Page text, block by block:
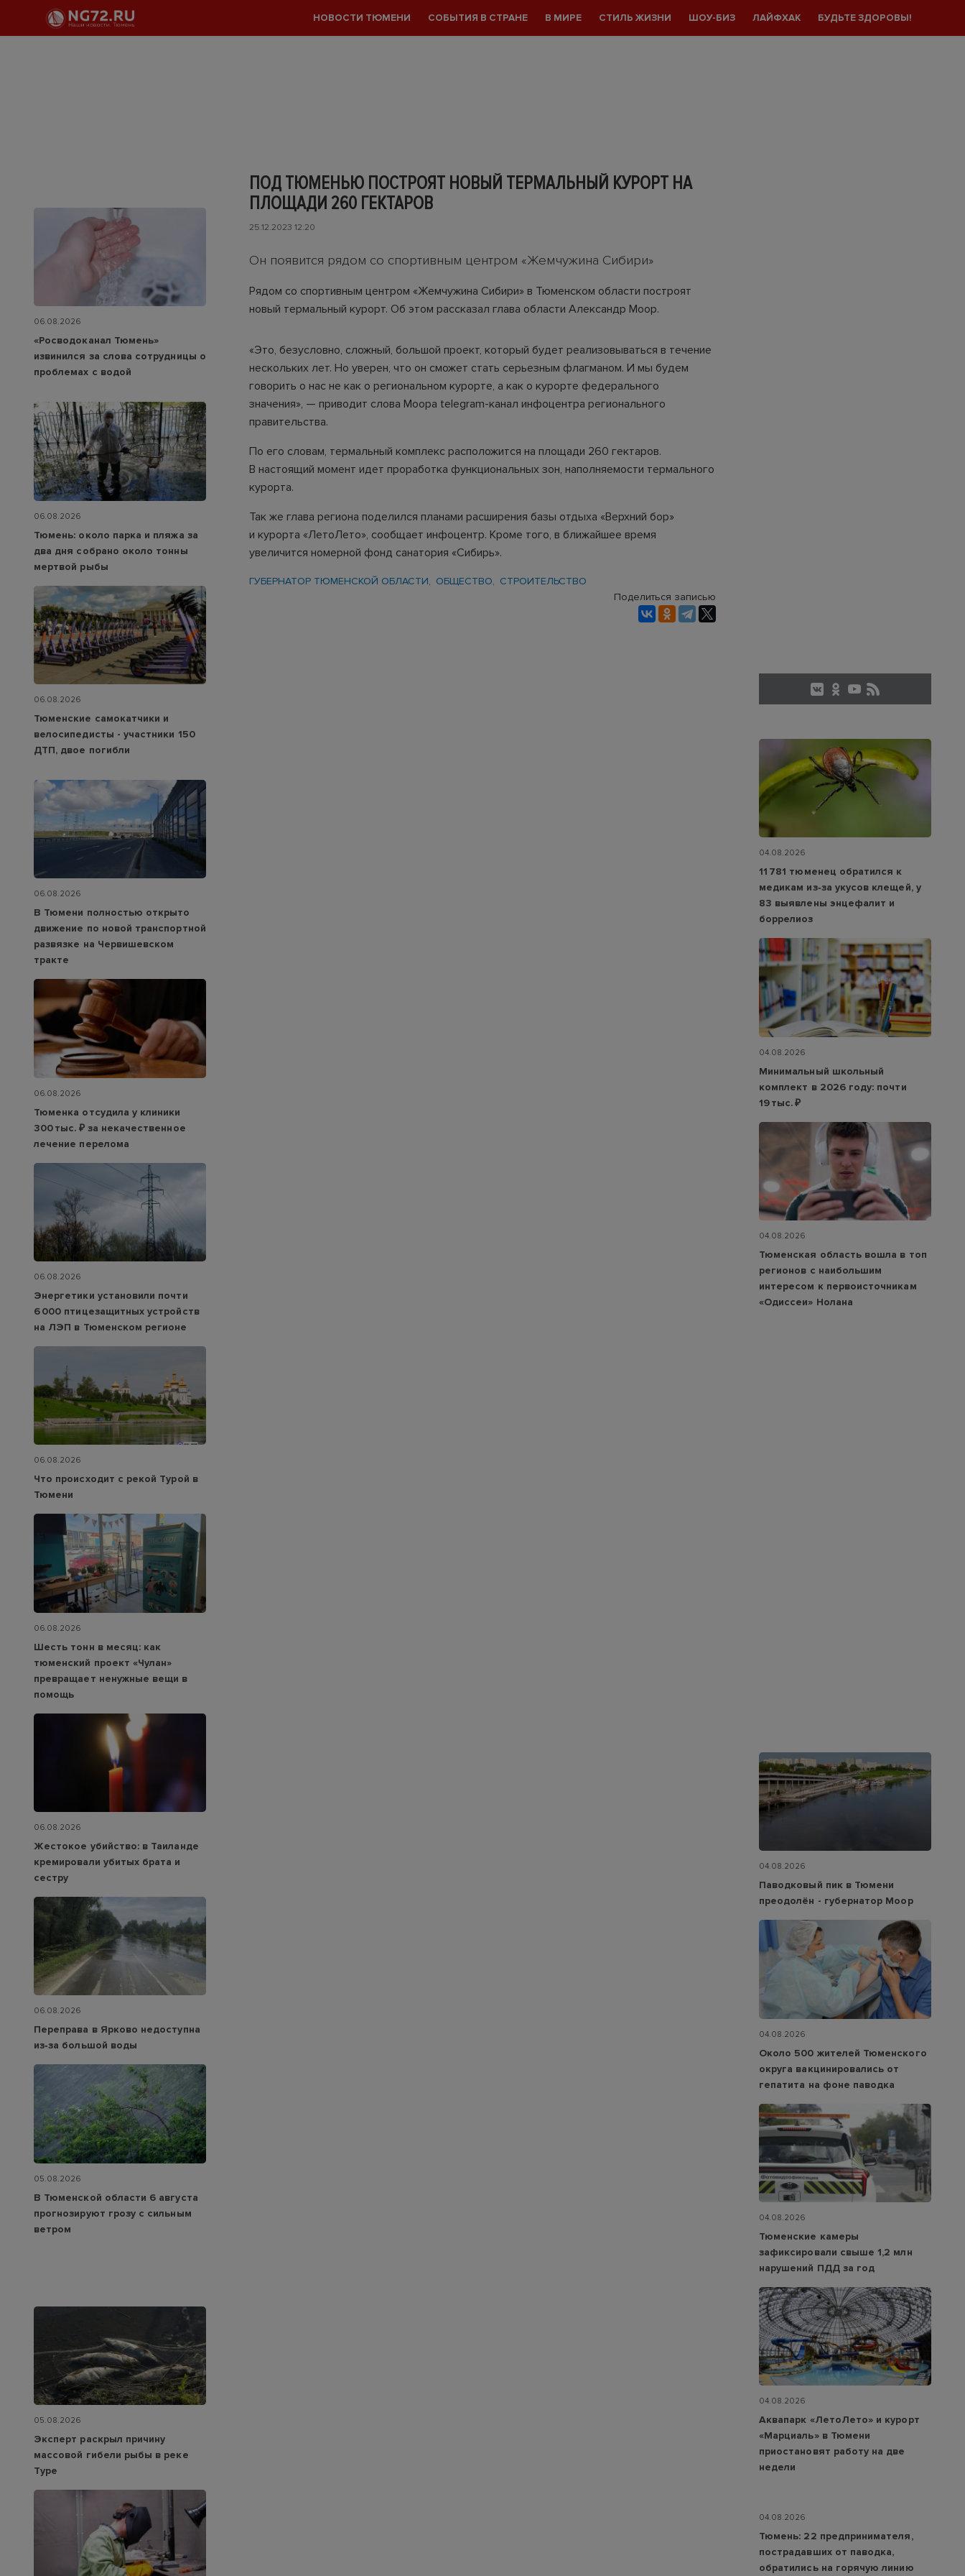
НОВОСТИ ТЮМЕНИ СОБЫТИЯ В СТРАНЕ В МИРЕ СТИЛЬ ЖИЗНИ ШОУ-БИЗ ЛАЙФХАК БУДЬТЕ ЗДОРОВЫ!
ПОД ТЮМЕНЬЮ ПОСТРОЯТ НОВЫЙ ТЕРМАЛЬНЫЙ КУРОРТ НА
ПЛОЩАДИ 260 ГЕКТАРОВ
25.12.2023 12:20
Он появится рядом со спортивным центром «Жемчужина Сибири»
Рядом со спортивным центром «Жемчужина Сибири» в Тюменском области построят
новый термальный курорт. Об этом рассказал глава области Александр Моор.
«Это, безусловно, сложный, большой проект, который будет реализовываться в течение
нескольких лет. Но уверен, что он сможет стать серьезным флагманом. И мы будем
говорить о нас не как о региональном курорте, а как о курорте федерального
значения», — приводит слова Моора telegram-канал инфоцентра регионального
правительства.
По его словам, термальный комплекс расположится на площади 260 гектаров.
В настоящий момент идет проработка функциональных зон, наполняемости термального
курорта.
Так же глава региона поделился планами расширения базы отдыха «Верхний бор»
и курорта «ЛетоЛето», сообщает инфоцентр. Кроме того, в ближайшее время
увеличится номерной фонд санатория «Сибирь».
ГУБЕРНАТОР ТЮМЕНСКОЙ ОБЛАСТИ ОБЩЕСТВО
СТРОИТЕЛЬСТВО
Поделиться записью
06.08.2026
«Росводоканал Тюмень»
извинился за слова сотрудницы о
проблемах с водой
06.08.2026
Тюмень: около парка и пляжа за
два дня собрано около тонны
мертвой рыбы
06.08.2026
Тюменские самокатчики и
велосипедисты - участники 150
ДТП, двое погибли
06.08.2026
В Тюмени полностью открыто
движение по новой транспортной
развязке на Червишевском
тракте
06.08.2026
Тюменка отсудила у клиники
300 тыс. ₽ за некачественное
лечение перелома
06.08.2026
Энергетики установили почти
6 000 птицезащитных устройств
на ЛЭП в Тюменском регионе
06.08.2026
Что происходит с рекой Турой в
Тюмени
06.08.2026
Шесть тонн в месяц: как
тюменский проект «Чулан»
превращает ненужные вещи в
помощь
06.08.2026
Жестокое убийство: в Таиланде
кремировали убитых брата и
сестру
06.08.2026
Переправа в Ярково недоступна
из‑за большой воды
05.08.2026
В Тюменской области 6 августа
прогнозируют грозу с сильным
ветром
05.08.2026
Эксперт раскрыл причину
массовой гибели рыбы в реке
Туре
04.08.2026
11 781 тюменец обратился к
медикам из‑за укусов клещей, у
83 выявлены энцефалит и
боррелиоз
04.08.2026
Минимальный школьный
комплект в 2026 году: почти
19 тыс. ₽
04.08.2026
Тюменская область вошла в топ
регионов с наибольшим
интересом к первоисточникам
«Одиссеи» Нолана
04.08.2026
Паводковый пик в Тюмени
преодолён - губернатор Моор
04.08.2026
Около 500 жителей Тюменского
округа вакцинировались от
гепатита на фоне паводка
04.08.2026
Тюменские камеры
зафиксировали свыше 1,2 млн
нарушений ПДД за год
04.08.2026
Аквапарк «ЛетоЛето» и курорт
«Марциаль» в Тюмени
приостановят работу на две
недели
04.08.2026
Тюмень: 22 предпринимателя,
пострадавших от паводка,
обратились на горячую линию